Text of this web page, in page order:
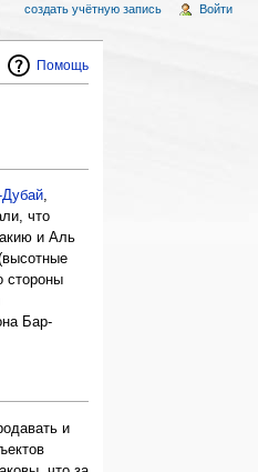
Помощь
Дубай,
что
и Аль
стороны
Бар-
и
создать учётную запись Войти